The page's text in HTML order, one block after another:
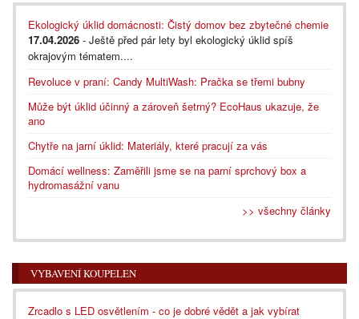
Ekologický úklid domácnosti: Čistý domov bez zbytečné chemie
17.04.2026 - Ještě před pár lety byl ekologický úklid spíš
okrajovým tématem....
Revoluce v praní: Candy MultiWash: Pračka se třemi bubny
Může být úklid účinný a zároveň šetrný? EcoHaus ukazuje, že
ano
Chytře na jarní úklid: Materiály, které pracují za vás
Domácí wellness: Zaměřili jsme se na parní sprchový box a
hydromasážní vanu
>> všechny články
VYBAVENÍ KOUPELEN
Zrcadlo s LED osvětlením - co je dobré vědět a jak vybírat